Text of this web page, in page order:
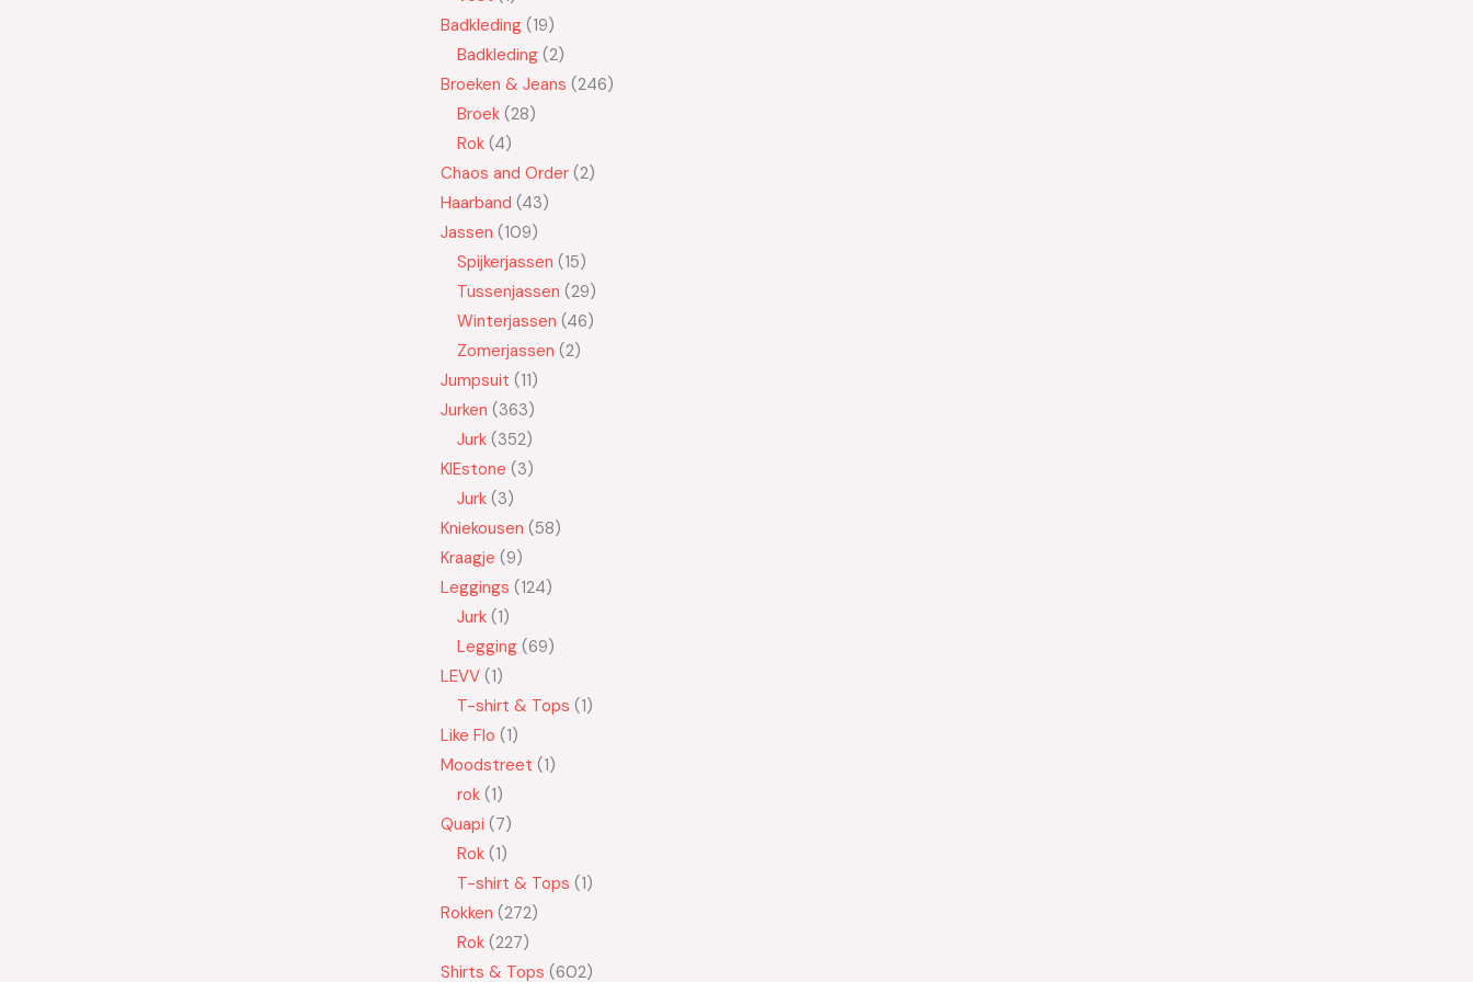
Badkleding 19
Badkleding 2
Broeken & Jeans 246
Broek 28
Rok 4
Chaos and Order 2
Haarband 43
Jassen 109
Spijkerjassen 15
Tussenjassen 29
Winterjassen 46
Zomerjassen 2
Jumpsuit 11
Jurken 363
Jurk 352
KIEstone 3
Jurk 3
Kniekousen 58
Kraagje 9
Leggings 124
Jurk 1
Legging 69
LEVV 1
T-shirt & Tops 1
Like Flo 1
Moodstreet 1
rok 1
Quapi 7
Rok 1
T-shirt & Tops 1
Rokken 272
Rok 227
Shirts & Tops 602